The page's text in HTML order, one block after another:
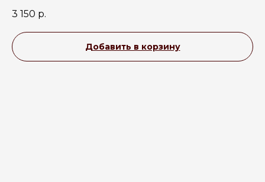
3 150 р.
Добавить в корзину